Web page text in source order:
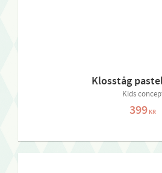
Klosståg
Kids
399KR